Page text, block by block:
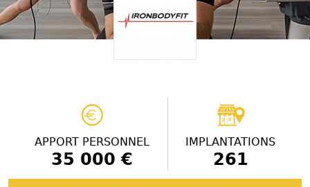
APPORT PERSONNEL
35 000 €
IMPLANTATIONS
261